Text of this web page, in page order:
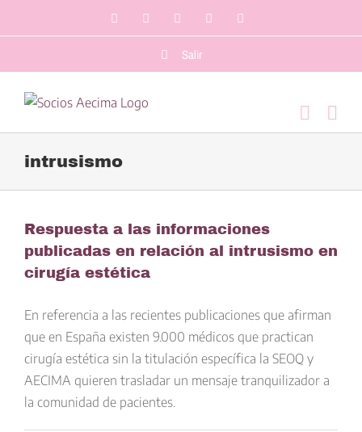
al
FacebookLinkedInTwitterYouTubeCorreo
Salir
intrusismo
Respuesta a las informaciones
publicadas en relación al intrusismo en
cirugía estética
En referencia a las recientes publicaciones que afirman
que en España existen 9.000 médicos que practican
cirugía estética sin la titulación específica la SEOQ y
AECIMA quieren trasladar un mensaje tranquilizador a
la comunidad de pacientes.